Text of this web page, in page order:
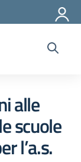
alle
scuole
l’a.s.